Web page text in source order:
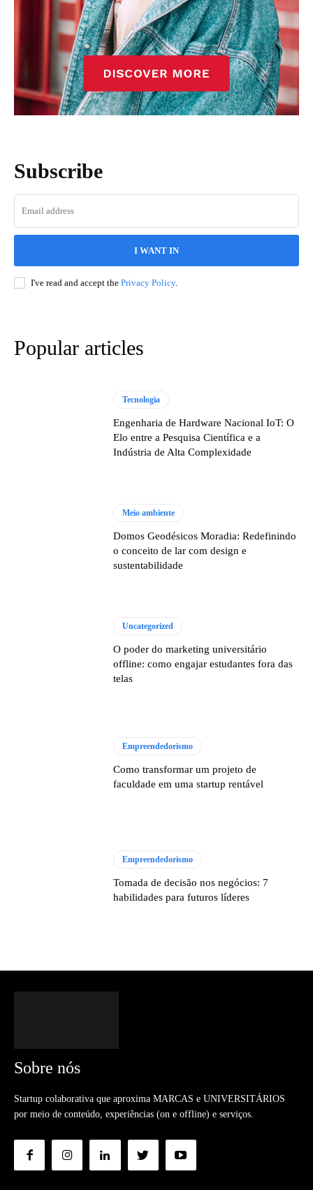
Subscribe
I WANT IN
I've read and accept the Privacy Policy.
Popular articles
Tecnologia
Engenharia de Hardware Nacional IoT: O
Elo entre a Pesquisa Científica e a
Indústria de Alta Complexidade
Meio ambiente
Domos Geodésicos Moradia: Redefinindo
o conceito de lar com design e
sustentabilidade
Uncategorized
O poder do marketing universitário
offline: como engajar estudantes fora das
telas
Empreendedorismo
Como transformar um projeto de
faculdade em uma startup rentável
Empreendedorismo
Tomada de decisão nos negócios: 7
habilidades para futuros líderes
Sobre nós
Startup colaborativa que aproxima MARCAS e UNIVERSITÁRIOS
por meio de conteúdo, experiências (on e offline) e serviços.